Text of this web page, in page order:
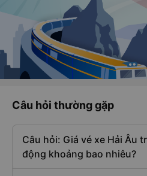
Câu hỏi thường gặp
Câu hỏi: Giá vé xe Hải Âu
động khoảng bao nhiêu?